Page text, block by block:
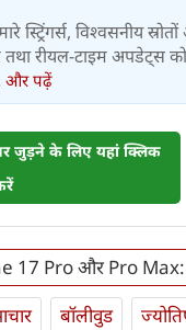
विश्वसनीय
तथा रीयल-टाइम अपडेट्स
और पढ़ें
जुड़ने के लिए यहां क्लिक
17 Pro और Pro Max:
बॉलीवुड